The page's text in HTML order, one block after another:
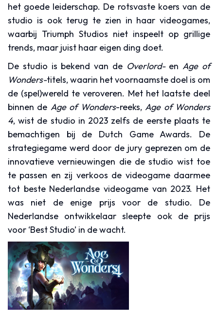
het goede leiderschap. De rotsvaste koers van de
studio is ook terug te zien in haar videogames,
waarbij Triumph Studios niet inspeelt op grillige
trends, maar juist haar eigen ding doet.
De studio is bekend van de Overlord-enAge of
Wonders-titels, waarin het voornaamste doel is om
de (spel)wereld te veroveren. Met het laatste deel
binnen de Age of Wonders-reeks,Age of Wonders
4, wist de studio in 2023 zelfs de eerste plaats te
bemachtigen bij de Dutch Game Awards. De
strategiegame werd door de jury geprezen om de
innovatieve vernieuwingen die de studio wist toe
te passen en zij verkoos de videogame daarmee
tot beste Nederlandse videogame van 2023. Het
was niet de enige prijs voor de studio. De
Nederlandse ontwikkelaar sleepte ook de prijs
voor ‘Best Studio’ in de wacht.